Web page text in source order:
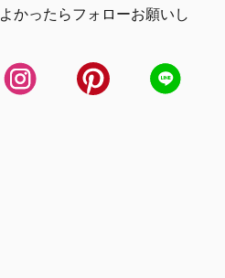
よかったらフォローお願いし